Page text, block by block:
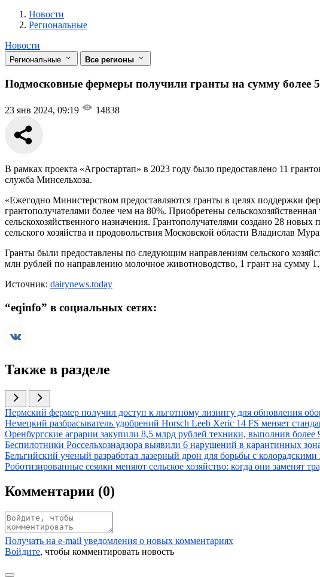
Новости
Разделы
Новости
Региональные
Новости
Региональные Все регионы
Подмосковные фермеры получили гранты на сумму более
23 янв 2024, 09:19 14838
В рамках проекта «Агростартап» в 2023 году было предоставлено 11
служба Минсельхоза.
«Ежегодно Министерством предоставляются гранты в целях поддержки
грантополучателями более чем на 80%. Приобретены
сельскохозяйственного назначения. Грантополучателями создано 28
сельского хозяйства и продовольствия Московской области Владислав
Гранты были предоставлены по следующим направлениям сельского
млн рублей по направлению молочное животноводство, 1 грант на сумму
Источник: dairynews.today
“eqinfo” в социальных сетях:
Также в разделе
Иллюстрация новости
Пермский фермер получил доступ к льготному лизингу для обновления
Иллюстрация новости
Немецкий разбрасыватель удобрений Horsch Leeb Xeric 14 FS меняет
Иллюстрация новости
Оренбургские аграрии закупили 8,5 млрд рублей техники, выполнив более
Иллюстрация новости
Беспилотники Россельхознадзора выявили 6 нарушений в карантинных
Иллюстрация новости
Бельгийский ученый разработал лазерный дрон для борьбы с
Иллюстрация новости
Роботизированные сеялки меняют сельское хозяйство: когда они заменят
Комментарии (0)
Получать на e‑mail уведомления о новых комментариях
Войдите, чтобы комментировать новость